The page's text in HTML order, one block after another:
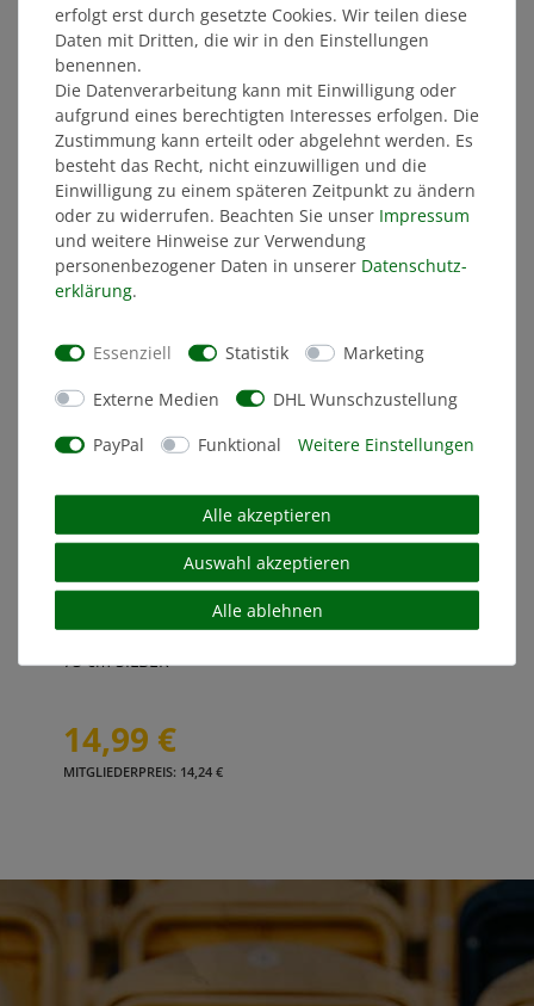
MITGLIEDERPREIS: 14,24 €
ÄHNLICHE ARTIKEL
73 cm SILBER
14,99 €
MITGLIEDERPREIS: 14,24 €
erfolgt erst durch gesetzte Cookies. Wir teilen diese
Daten mit Dritten, die wir in den Einstellungen
benennen.
Die Datenverarbeitung kann mit Einwilligung oder
aufgrund eines berechtigten Interesses erfolgen. Die
Zustimmung kann erteilt oder abgelehnt werden. Es
besteht das Recht, nicht einzuwilligen und die
Einwilligung zu einem späteren Zeitpunkt zu ändern
oder zu widerrufen. Beachten Sie unser Impressum
und weitere Hinweise zur Verwendung
personenbezogener Daten in unserer Daten­schutz­
erklärung.
Essenziell Statistik Marketing
Externe Medien DHL Wunschzustellung
PayPal Funktional Weitere Einstellungen
Alle akzeptieren
Auswahl akzeptieren
Alle ablehnen